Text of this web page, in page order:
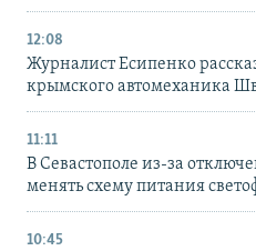
12:08
Журналист Есипенко
крымского автомеханика
11:11
В Севастополе из-за
менять схему питания
10:45